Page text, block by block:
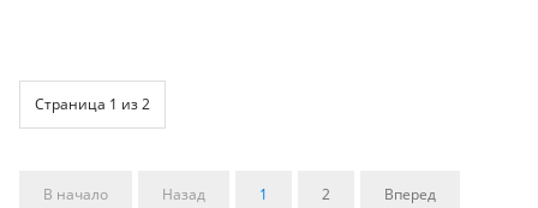
Страница 1 из 2
В начало Назад 1 2 Вперед